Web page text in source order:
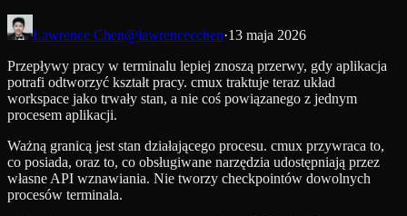
Lawrence Chen@lawrencecchen·13 maja 2026
Przepływy pracy w terminalu lepiej znoszą przerwy, gdy aplikacja
potrafi odtworzyć kształt pracy. cmux traktuje teraz układ
workspace jako trwały stan, a nie coś powiązanego z jednym
procesem aplikacji.
Ważną granicą jest stan działającego procesu. cmux przywraca to,
co posiada, oraz to, co obsługiwane narzędzia udostępniają przez
własne API wznawiania. Nie tworzy checkpointów dowolnych
procesów terminala.